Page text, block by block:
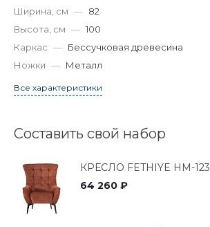
Ширина, см — 82
Высота, см — 100
Каркас — Бессучковая древесина
Ножки — Металл
Все характеристики
Составить свой набор
КРЕСЛО FETHIYE HM-123
64 260 ₽